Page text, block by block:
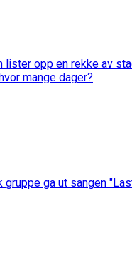
lister opp en rekke av
mange dager?
gruppe ga ut sangen